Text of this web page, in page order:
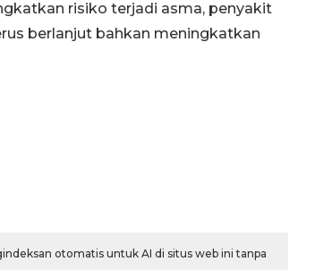
risiko terjadi asma, penyakit
berlanjut bahkan meningkatkan
otomatis untuk AI di situs web ini tanpa